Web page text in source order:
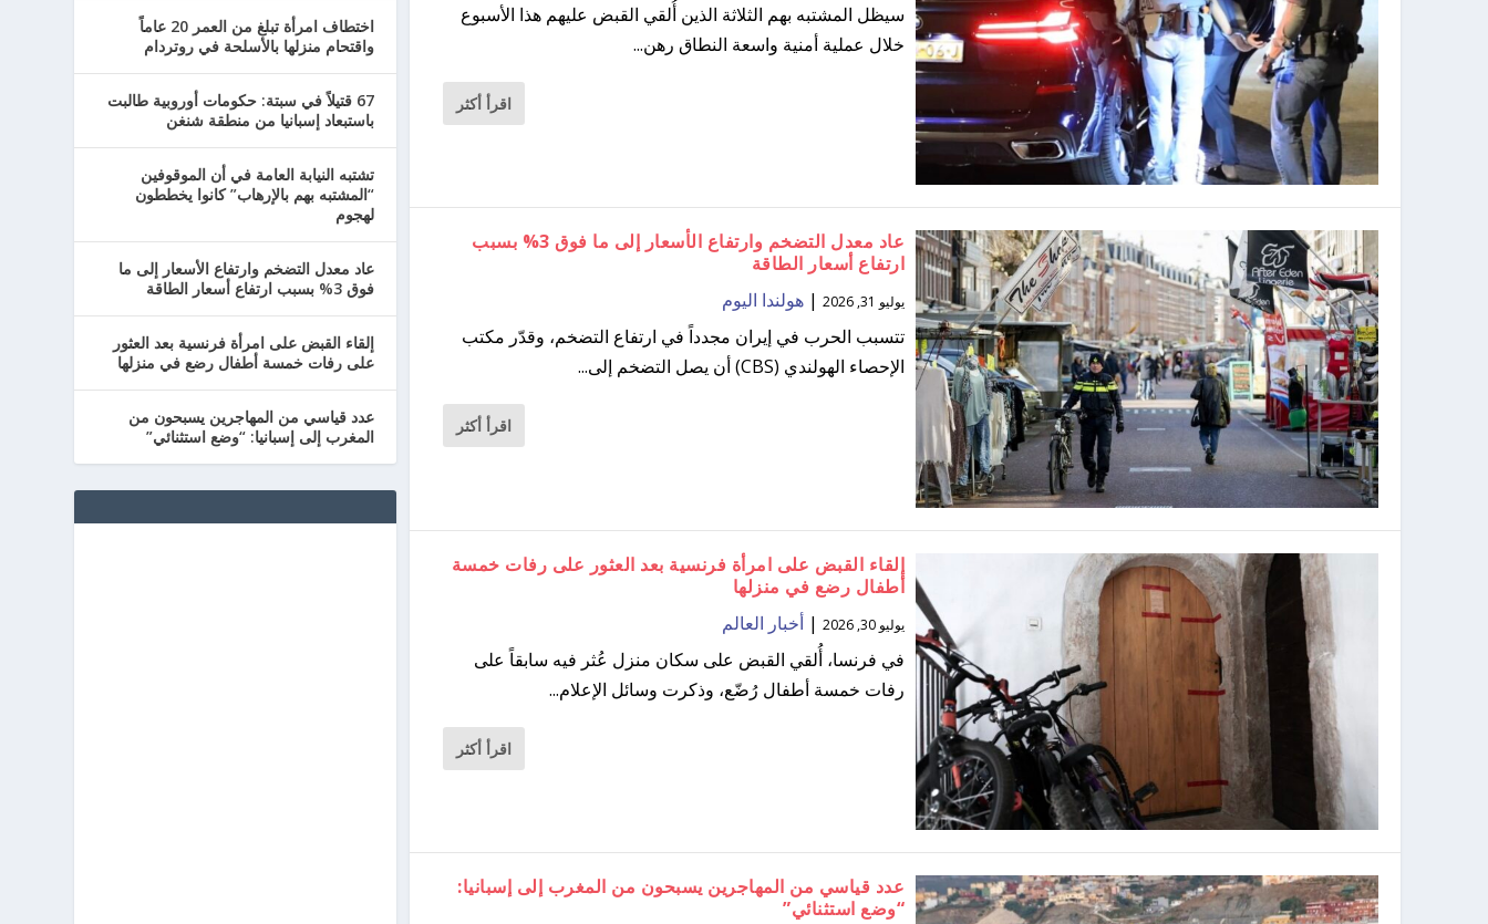
سيظل المشتبه بهم الثلاثة الذين أُلقي القبض عليهم هذا الأسبوع
خلال عملية أمنية واسعة النطاق رهن...
اقرأ أكثر
عاد معدل التضخم وارتفاع الأسعار إلى ما فوق 3% بسبب
ارتفاع أسعار الطاقة
يوليو 31, 2026 | هولندا اليوم
تتسبب الحرب في إيران مجدداً في ارتفاع التضخم، وقدّر مكتب
الإحصاء الهولندي (CBS) أن يصل التضخم إلى...
اقرأ أكثر
إلقاء القبض على امرأة فرنسية بعد العثور على رفات خمسة
أطفال رضع في منزلها
يوليو 30, 2026 | أخبار العالم
في فرنسا، أُلقي القبض على سكان منزل عُثر فيه سابقاً على
رفات خمسة أطفال رُضّع، وذكرت وسائل الإعلام...
اقرأ أكثر
عدد قياسي من المهاجرين يسبحون من المغرب إلى إسبانيا:
“وضع استثنائي”
اختطاف امرأة تبلغ من العمر 20 عاماً
واقتحام منزلها بالأسلحة في روتردام
67 قتيلاً في سبتة: حكومات أوروبية طالبت
باستبعاد إسبانيا من منطقة شنغن
تشتبه النيابة العامة في أن الموقوفين
“المشتبه بهم بالإرهاب” كانوا يخططون
لهجوم
عاد معدل التضخم وارتفاع الأسعار إلى ما
فوق 3% بسبب ارتفاع أسعار الطاقة
إلقاء القبض على امرأة فرنسية بعد العثور
على رفات خمسة أطفال رضع في منزلها
عدد قياسي من المهاجرين يسبحون من
المغرب إلى إسبانيا: “وضع استثنائي”